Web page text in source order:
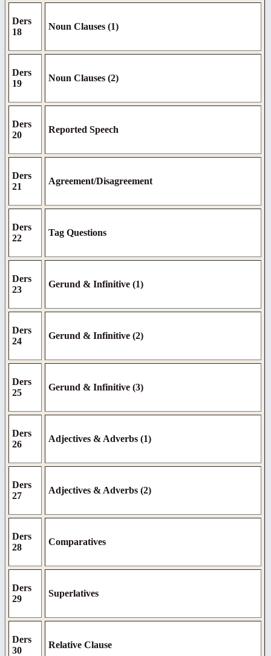
Ders
18
Noun Clauses (1)
Ders
19
Noun Clauses (2)
Ders
20
Reported Speech
Ders
21
Agreement/Disagreement
Ders
22
Tag Questions
Ders
23
Gerund & Infinitive (1)
Ders
24
Gerund & Infinitive (2)
Ders
25
Gerund & Infinitive (3)
Ders
26
Adjectives & Adverbs (1)
Ders
27
Adjectives & Adverbs (2)
Ders
28
Comparatives
Ders
29
Superlatives
Ders
30
Relative Clause